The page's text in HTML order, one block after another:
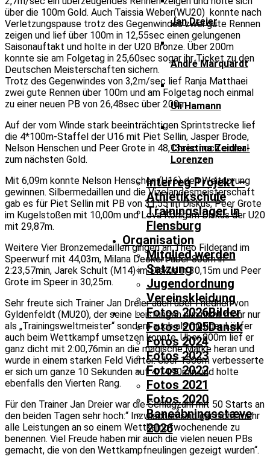
Jan Dreier
André Marquardt
Uli Hamann
Christina Zeidler-
Lorenzen
Interreg Projekt –
Athletikschule
Trainingslager in
Flensburg
Organisation
Mitglied werden
Satzung
Jugendordnung
Vereinskleidung
Bilder
Fotos 2026
Fotos 2025
Fotos 2024
Fotos 2023
Fotos 2022
Fotos 2021
Fotos 2020
Dansk
Baneåbningsstæve
2026
über die 100m Gold. Auch Taissia Weber(WU20) konnte nach
Verletzungspause trotz des Gegenwindes zwei gute Rennen
zeigen und lief über 100m in 12,55sec einen gelungenen
Saisonauftakt und holte in der U20 Bronze. Über 200m
konnte sie am Folgetag in 25,60sec sogar ihr Ticket zu den
Deutschen Meisterschaften sichern.
Trotz des Gegenwindes von 3,2m/sec lief Ranja Matthaei
zwei gute Rennen über 100m und am Folgetag noch einmal
zu einer neuen PB von 26,48sec über 200m.
Auf der vom Winde stark beeinträchtigen Sprintstrecke lief
die 4*100m-Staffel der U16 mit Piet Sellin, Jasper Brode,
Nelson Henschen und Peer Grote in 48,13sec noch einmal
zum nächsten Gold.
Mit 6,09m konnte Nelson Henschen (U16) den Weitsprung
gewinnen. Silbermedaillen und die Vizelandesmeisterschaft
gab es für Piet Sellin mit PB von 31,55 im Diskus, Peer Grote
im Kugelstoßen mit 10,00m und Lova König im Diskus der U20
mit 29,87m.
Weitere Vier Bronzemedaillen gingen an Theo Filderand im
Speerwurf mit 44,03m, Milana Deckert über 800m in
2:23,57min, Jarek Schult (M14) im Diskus in 30,15m und Peer
Grote im Speer in 30,25m.
Sehr freute sich Trainer Jan Dreier auch über Friedrich von
Gyldenfeldt (MU20), der seine Leistungen nun nicht mehr nur
als „Trainingsweltmeister“ sondern auch als mutiger Läufer
auch beim Wettkampf umsetzen konnte. Über 800m lief er
ganz dicht mit 2:00,76min an die magische Marke heran und
wurde in einem starken Feld Vierter. Über 1500m verbesserte
er sich um ganze 10 Sekunden auf 4:14,90min und holte
ebenfalls den Vierten Rang.
Für den Trainer Jan Dreier war die Schlagzahl mit 50 Starts an
den beiden Tagen sehr hoch:“ Inzwischen sind gar nicht mehr
alle Leistungen an so einem Wettkampfwochenende zu
benennen. Viel Freude haben mir auch die vielen neuen PBs
gemacht, die von den Wettkampfneulingen gezeigt wurden“.